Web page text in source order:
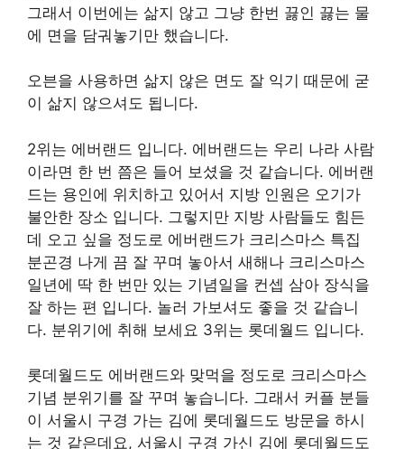
그래서 이번에는 삶지 않고 그냥 한번 끓인 끓는 물
에 면을 담궈놓기만 했습니다.
오븐을 사용하면 삶지 않은 면도 잘 익기 때문에 굳
이 삶지 않으셔도 됩니다.
2위는 에버랜드 입니다. 에버랜드는 우리 나라 사람
이라면 한 번 쯤은 들어 보셨을 것 같습니다. 에버랜
드는 용인에 위치하고 있어서 지방 인원은 오기가
불안한 장소 입니다. 그렇지만 지방 사람들도 힘든
데 오고 싶을 정도로 에버랜드가 크리스마스 특집
분곤경 나게 끔 잘 꾸며 놓아서 새해나 크리스마스
일년에 딱 한 번만 있는 기념일을 컨셉 삼아 장식을
잘 하는 편 입니다. 놀러 가보셔도 좋을 것 같습니
다. 분위기에 취해 보세요 3위는 롯데월드 입니다.
롯데월드도 에버랜드와 맞먹을 정도로 크리스마스
기념 분위기를 잘 꾸며 놓습니다. 그래서 커플 분들
이 서울시 구경 가는 김에 롯데월드도 방문을 하시
는 것 같은데요, 서울시 구경 가신 김에 롯데월드도